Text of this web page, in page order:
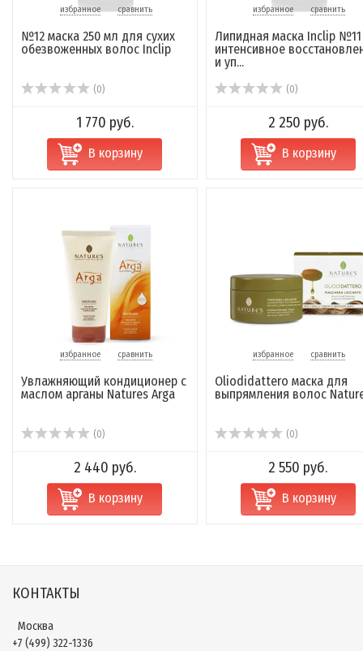
избранное сравнить
№12 маска 250 мл для сухих
обезвоженных волос Inclip
(0)
1 770 руб.
В корзину
избранное сравнить
Липидная маска Inclip №11
интенсивное
и уп...
(0)
2 250 руб.
В корзину
избранное сравнить
Увлажняющий кондиционер с
маслом арганы Natures Arga
(0)
2 440 руб.
В корзину
избранное сравнить
Oliodidattero маска для
выпрямления волос
(0)
2 550 руб.
В корзину
КОНТАКТЫ
Москва
+7 (499) 322-1336